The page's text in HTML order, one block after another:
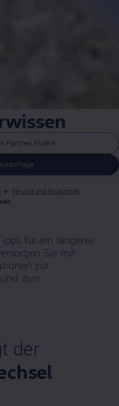
Partner finden
Service und Ersatzteile
für ein längeres
Sie mit
zur
zum
der